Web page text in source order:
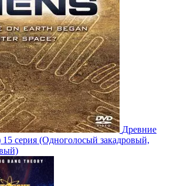
Древние
15 серия (Одноголосый закадровый,